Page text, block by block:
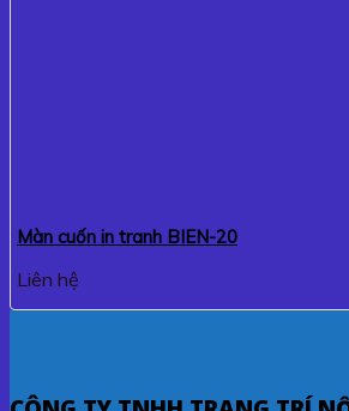
Màn cuốn in tranh BIEN-20
Liên hệ